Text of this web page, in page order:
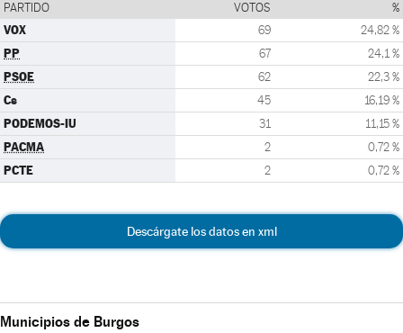
PARTIDO VOTOS %
VOX 69 24,82 %
PP 67 24,1 %
PSOE 62 22,3 %
Cs 45 16,19 %
PODEMOS-IU 31 11,15 %
PACMA 2 0,72 %
PCTE 2 0,72 %
Descárgate los datos en xml
Municipios de Burgos